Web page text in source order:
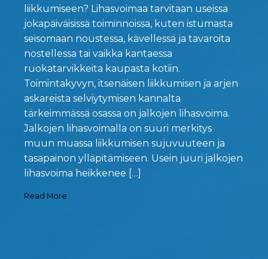
liikkumiseen? Lihasvoimaa tarvitaan useissa
jokapäiväisissä toiminnoissa, kuten istumasta
seisomaan noustessa, kävellessä ja tavaroita
nostellessa tai vaikka kantaessa
ruokatarvikkeita kaupasta kotiin.
Toimintakyvyn, itsenäisen liikkumisen ja arjen
askareista selviytymisen kannalta
tärkeimmässä osassa on jalkojen lihasvoima.
Jalkojen lihasvoimalla on suuri merkitys
muun muassa liikkumisen sujuvuuteen ja
tasapainon ylläpitämiseen. Usein juuri jalkojen
lihasvoima heikkenee […]
Read More